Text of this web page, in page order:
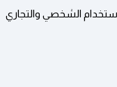
الشخصي والتجاري